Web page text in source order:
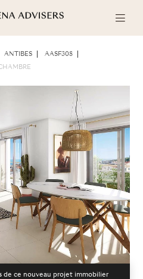
ANTIBES AASF308
de ce nouveau projet immobilier